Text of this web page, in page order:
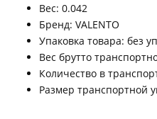
Вес: 0.042
Бренд: VALENTO
Упаковка товара: без
Вес брутто
Количество в
Размер транспортной